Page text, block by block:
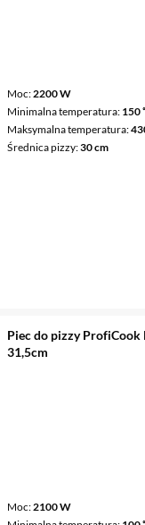
Moc 2200 W
Minimalna temperatura 150
Maksymalna temperatura
Średnica pizzy 30 cm
Piec do pizzy ProfiCook
31,5cm
Moc 2100 W